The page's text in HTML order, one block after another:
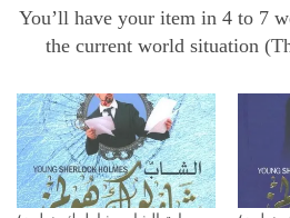
You’ll have your item in 4 to 7
the current world situation